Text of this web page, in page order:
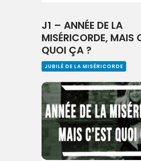
J1 – ANNÉE DE LA
MISÉRICORDE, MAIS
QUOI ÇA ?
JUBILÉ DE LA MISÉRICORDE